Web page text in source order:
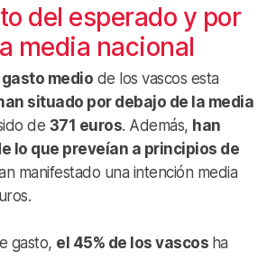
del esperado y por
media nacional
medio de los vascos esta
situado por debajo de la media
de 371 euros. Además, han
lo que preveían a principios de
manifestado una intención media
gasto, el 45% de los vascos ha